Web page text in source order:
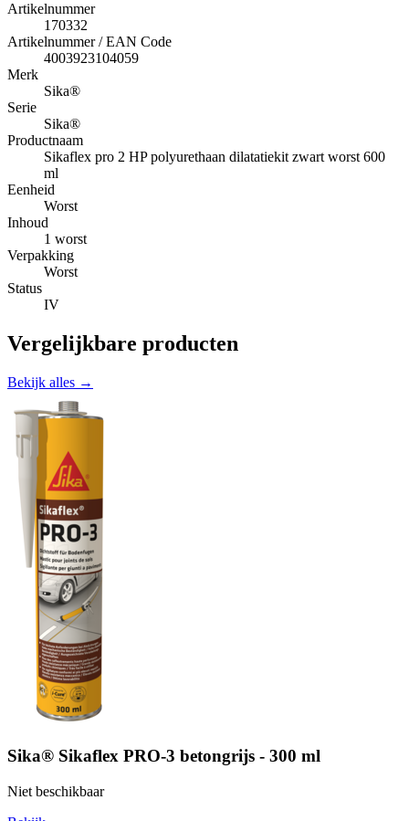
Artikelnummer
170332
Artikelnummer / EAN Code
4003923104059
Merk
Sika®
Serie
Sika®
Productnaam
Sikaflex pro 2 HP polyurethaan dilatatiekit zwart worst 600
ml
Eenheid
Worst
Inhoud
1 worst
Verpakking
Worst
Status
IV
Vergelijkbare producten
Bekijk alles →
Sika® Sikaflex PRO-3 betongrijs - 300 ml
Niet beschikbaar